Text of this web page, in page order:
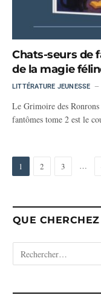
Chats-seurs de
de la magie
LITTÉRATURE JEUNESSE
Le Grimoire des
fantômes tome 2 est le
1 2 3 …
QUE